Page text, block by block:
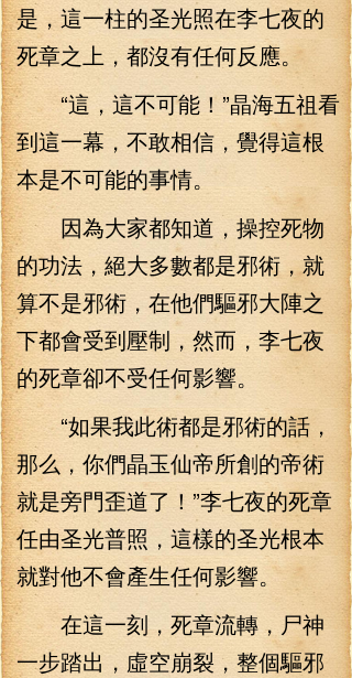
是，這一柱的圣光照在李七夜的
死章之上，都沒有任何反應。
“這，這不可能！”晶海五祖看
到這一幕，不敢相信，覺得這根
本是不可能的事情。
因為大家都知道，操控死物
的功法，絕大多數都是邪術，就
算不是邪術，在他們驅邪大陣之
下都會受到壓制，然而，李七夜
的死章卻不受任何影響。
“如果我此術都是邪術的話，
那么，你們晶玉仙帝所創的帝術
就是旁門歪道了！”李七夜的死章
任由圣光普照，這樣的圣光根本
就對他不會產生任何影響。
在這一刻，死章流轉，尸神
一步踏出，虛空崩裂，整個驅邪